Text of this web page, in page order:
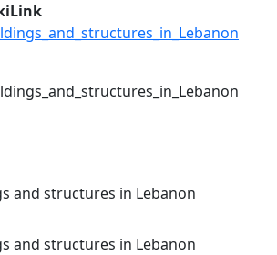
and structures in Lebanon
and structures in Lebanon